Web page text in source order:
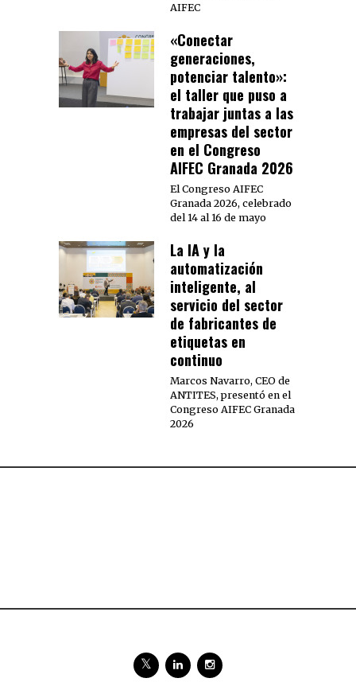
AIFEC
«Conectar
generaciones,
potenciar talento»:
el taller que puso a
trabajar juntas a las
empresas del sector
en el Congreso
AIFEC Granada 2026
El Congreso AIFEC
Granada 2026, celebrado
del 14 al 16 de mayo
La IA y la
automatización
inteligente, al
servicio del sector
de fabricantes de
etiquetas en
continuo
Marcos Navarro, CEO de
ANTITES, presentó en el
Congreso AIFEC Granada
2026